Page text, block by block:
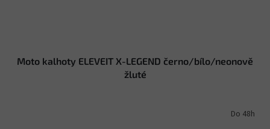
Moto kalhoty ELEVEIT X-LEGEND černo/bílo/neonově
žluté
Do 48h